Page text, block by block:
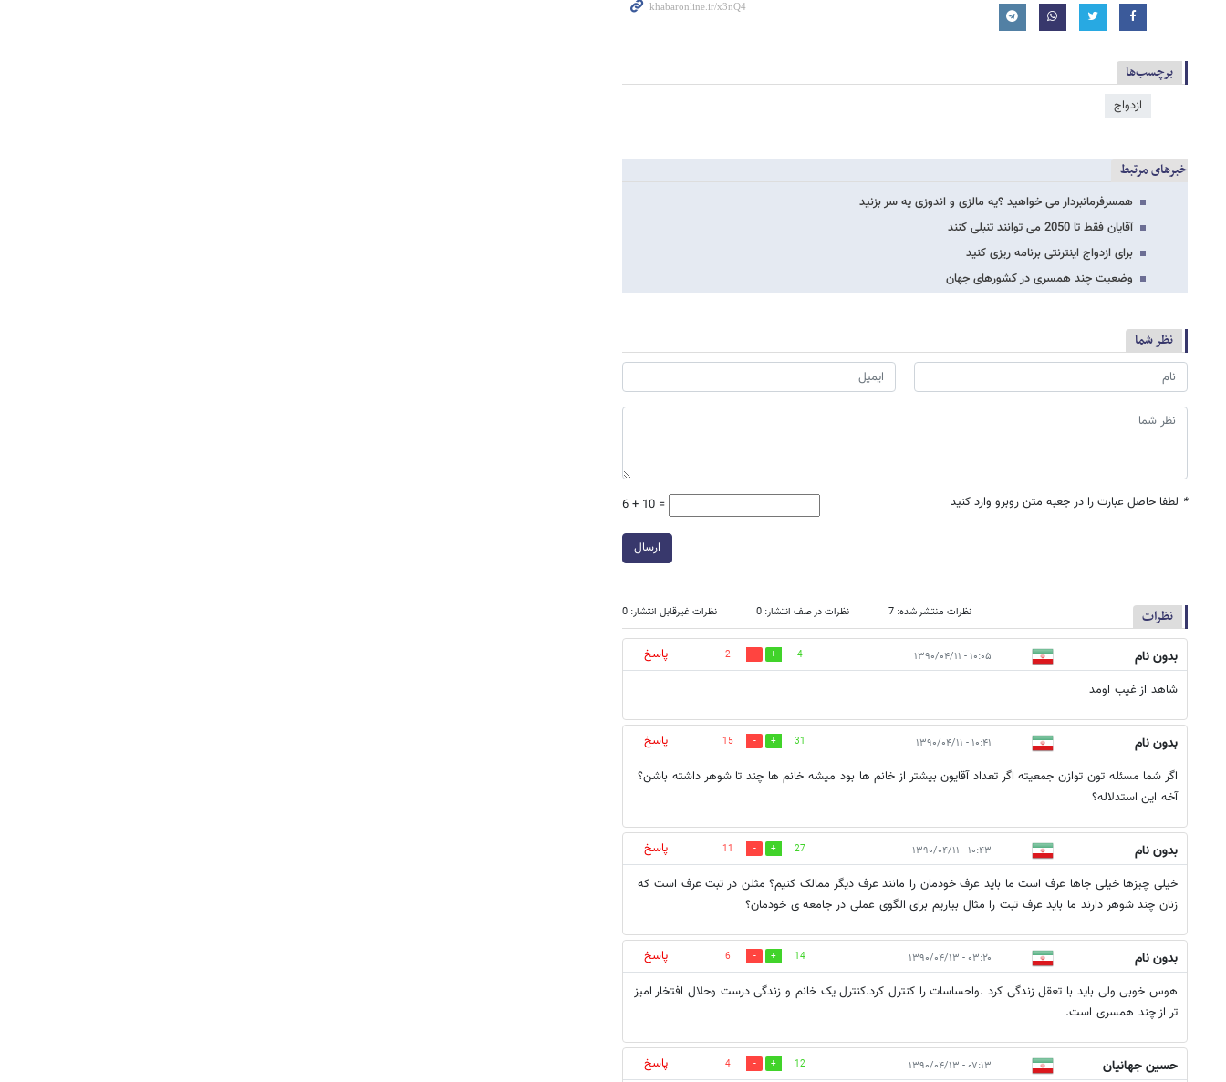
برچسب‌ها
ازدواج
خبرهای مرتبط
همسرفرمانبردار می خواهید ؟یه مالزی و اندوزی یه سر بزنید
آقایان فقط تا 2050 می توانند تنبلی کنند
برای ازدواج اینترنتی برنامه ریزی کنید
وضعیت چند همسری در کشورهای جهان
نظر شما
* لطفا حاصل عبارت را در جعبه متن روبرو وارد کنید 6 + 10 =
ارسال
نظرات نظرات منتشر شده: 7 نظرات در صف انتشار: 0 نظرات غیرقابل انتشار: 0
بدون نام ۱۰:۰۵ - ۱۳۹۰/۰۴/۱۱ 4
2
پاسخ
شاهد از غیب اومد
بدون نام ۱۰:۴۱ - ۱۳۹۰/۰۴/۱۱ 31
15
پاسخ
اگر شما مسئله تون توازن جمعیته اگر تعداد آقایون بیشتر از خانم ها بود میشه خانم ها چند تا شوهر داشته باشن؟
آخه این استدلاله؟
بدون نام ۱۰:۴۳ - ۱۳۹۰/۰۴/۱۱ 27
11
پاسخ
خیلی چیزها خیلی جاها عرف است ما باید عرف خودمان را مانند عرف دیگر ممالک کنیم؟ مثلن در تبت عرف است که
زنان چند شوهر دارند ما باید عرف تبت را مثال بیاریم برای الگوی عملی در جامعه ی خودمان؟
بدون نام ۰۳:۲۰ - ۱۳۹۰/۰۴/۱۳ 14
6
پاسخ
هوس خوبی ولی باید با تعقل زندگی کرد .واحساسات را کنترل کرد.کنترل یک خانم و زندگی درست وحلال افتخار امیز
تر از چند همسری است.
حسین جهانیان ۰۷:۱۳ - ۱۳۹۰/۰۴/۱۳ 12
4 پاسخ